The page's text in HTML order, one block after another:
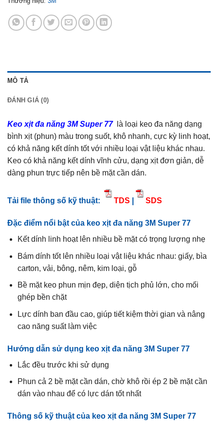
MÔ TẢ
ĐÁNH GIÁ (0)
Keo xịt đa năng 3M Super 77là loại keo đa năng dạng
bình xịt (phun) màu trong suốt, khô nhanh, cực kỳ linh hoạt,
có khả năng kết dính tốt với nhiều loại vật liệu khác nhau.
Keo có khả năng kết dính vĩnh cửu, dạng xịt đơn giản, dễ
dàng phun trực tiếp nên bề mặt cần dán.
Tải file thông số kỹ thuật: TDS SDS
Đặc điểm nổi bật của keo xịt đa năng 3M Super 77
Kết dính linh hoạt lên nhiều bề mặt có trọng lượng nhẹ
Bám dính tốt lên nhiều loại vật liệu khác nhau: giấy, bìa
carton, vải, bông, nêm, kim loại, gỗ
Bề mặt keo phun mịn đẹp, diện tịch phủ lớn, cho mối
ghép bền chặt
Lực dính ban đầu cao, giúp tiết kiệm thời gian và nâng
cao năng suất làm việc
Hướng dẫn sử dụng keo xịt đa năng 3M Super 77
Lắc đều trước khi sử dụng
Phun cả 2 bề mặt cần dán, chờ khô rồi ép 2 bề mặt cần
dán vào nhau để có lực dán tốt nhất
Thông số kỹ thuật của keo xịt đa năng 3M Super 77